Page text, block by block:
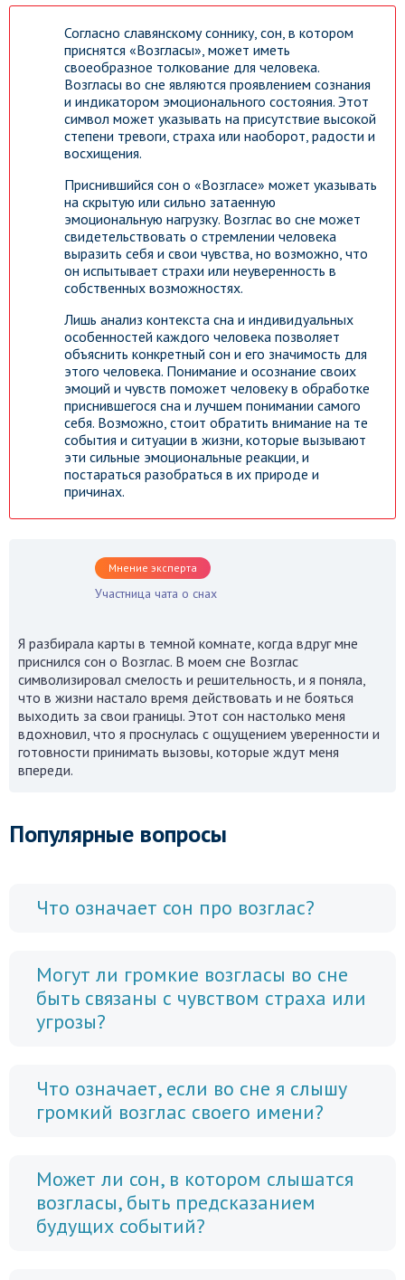
Согласно славянскому соннику, сон, в котором
приснятся «Возгласы», может иметь
своеобразное толкование для человека.
Возгласы во сне являются проявлением сознания
и индикатором эмоционального состояния. Этот
символ может указывать на присутствие высокой
степени тревоги, страха или наоборот, радости и
восхищения.
Приснившийся сон о «Возгласе» может указывать
на скрытую или сильно затаенную
эмоциональную нагрузку. Возглас во сне может
свидетельствовать о стремлении человека
выразить себя и свои чувства, но возможно, что
он испытывает страхи или неуверенность в
собственных возможностях.
Лишь анализ контекста сна и индивидуальных
особенностей каждого человека позволяет
объяснить конкретный сон и его значимость для
этого человека. Понимание и осознание своих
эмоций и чувств поможет человеку в обработке
приснившегося сна и лучшем понимании самого
себя. Возможно, стоит обратить внимание на те
события и ситуации в жизни, которые вызывают
эти сильные эмоциональные реакции, и
постараться разобраться в их природе и
причинах.
Мнение эксперта
Участница чата о снах
Я разбирала карты в темной комнате, когда вдруг мне
приснился сон о Возглас. В моем сне Возглас
символизировал смелость и решительность, и я поняла,
что в жизни настало время действовать и не бояться
выходить за свои границы. Этот сон настолько меня
вдохновил, что я проснулась с ощущением уверенности и
готовности принимать вызовы, которые ждут меня
впереди.
Популярные вопросы
Что означает сон про возглас?
Могут ли громкие возгласы во сне
быть связаны с чувством страха или
угрозы?
Что означает, если во сне я слышу
громкий возглас своего имени?
Может ли сон, в котором слышатся
возгласы, быть предсказанием
будущих событий?